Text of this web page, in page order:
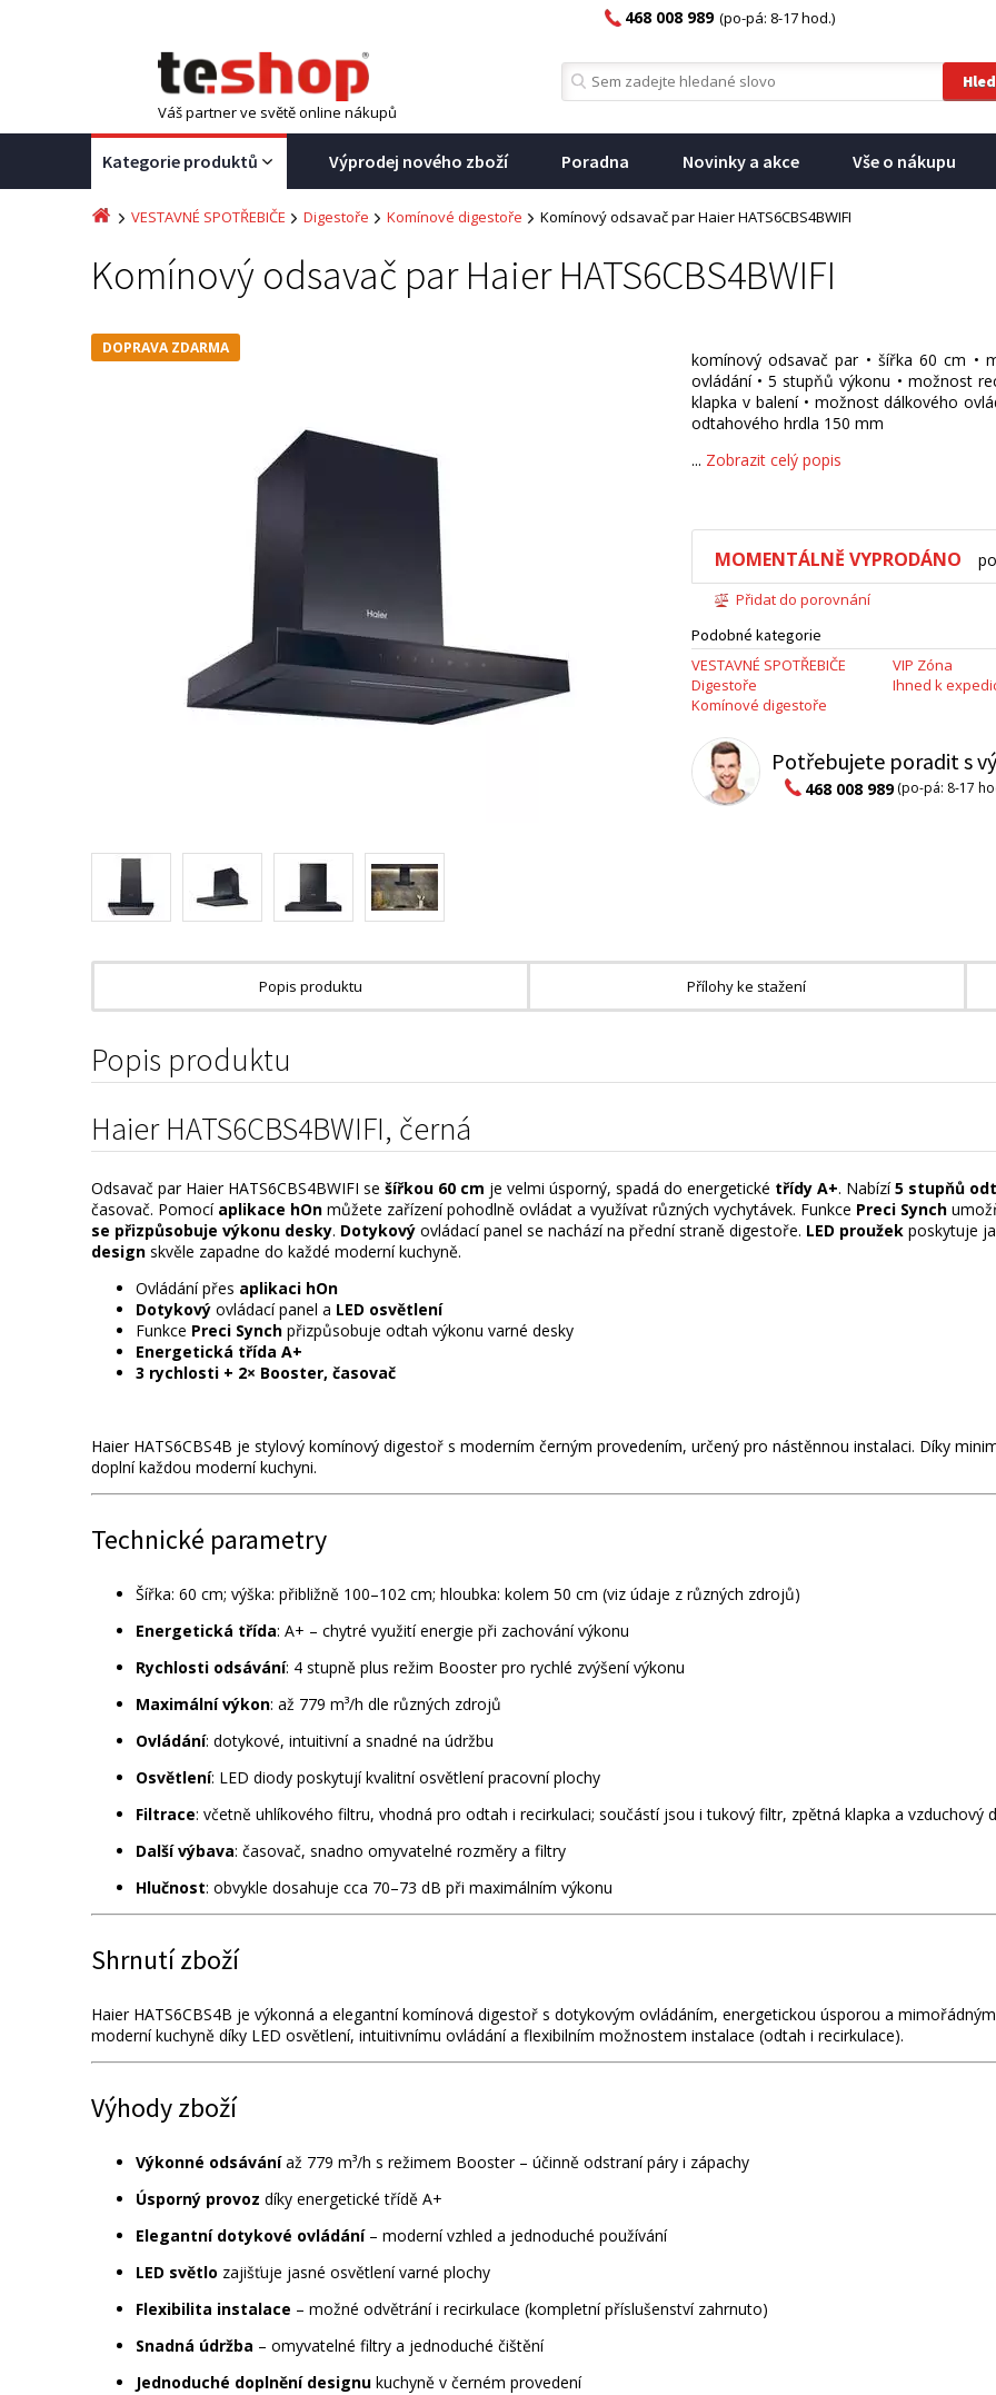
468 008 989 (po-pá: 8-17 hod.)
Váš partner ve světě online nákupů
Kategorie produktů Výprodej nového zboží Poradna Novinky a akce Vše o nákupu
VESTAVNÉ SPOTŘEBIČE Digestoře Komínové digestoře Komínový odsavač par Haier HATS6CBS4BWIFI
Komínový odsavač par Haier HATS6CBS4BWIFI
DOPRAVA ZDARMA
komínový odsavač par • šířka 60 cm •
ovládání • 5 stupňů výkonu • možnost
klapka v balení • možnost dálkového
odtahového hrdla 150 mm
... Zobrazit celý popis
MOMENTÁLNĚ VYPRODÁNO
Přidat do porovnání
Podobné kategorie
VESTAVNÉ SPOTŘEBIČE
Digestoře
Komínové digestoře
VIP Zóna
Ihned k
Potřebujete poradit s
468 008 989(po-pá: 8-17
Popis produktu Přílohy ke stažení
Popis produktu
Haier HATS6CBS4BWIFI, černá
Odsavač par Haier HATS6CBS4BWIFI se šířkou 60 cm je velmi úsporný, spadá do energetické třídy A+. Nabízí5 stupňů
časovač. Pomocí aplikace hOn můžete zařízení pohodlně ovládat a využívat různých vychytávek. Funkce Preci Synch
se přizpůsobuje výkonu desky. Dotykový ovládací panel se nachází na přední straně digestoře. LED proužek poskytuje
design skvěle zapadne do každé moderní kuchyně.
Ovládání přes aplikaci hOn
Dotykový ovládací panel a LED osvětlení
Funkce Preci Synch přizpůsobuje odtah výkonu varné desky
Energetická třída A+
3 rychlosti + 2× Booster, časovač
Haier HATS6CBS4B je stylový komínový digestoř s moderním černým provedením, určený pro nástěnnou instalaci. Díky
doplní každou moderní kuchyni.
Technické parametry
Šířka: 60 cm; výška: přibližně 100–102 cm; hloubka: kolem 50 cm (viz údaje z různých zdrojů)
Energetická třída: A+ – chytré využití energie při zachování výkonu
Rychlosti odsávání: 4 stupně plus režim Booster pro rychlé zvýšení výkonu
Maximální výkon: až 779 m³/h dle různých zdrojů
Ovládání: dotykové, intuitivní a snadné na údržbu
Osvětlení: LED diody poskytují kvalitní osvětlení pracovní plochy
Filtrace: včetně uhlíkového filtru, vhodná pro odtah i recirkulaci; součástí jsou i tukový filtr, zpětná klapka a vzduchový
Další výbava: časovač, snadno omyvatelné rozměry a filtry
Hlučnost: obvykle dosahuje cca 70–73 dB při maximálním výkonu
Shrnutí zboží
Haier HATS6CBS4B je výkonná a elegantní komínová digestoř s dotykovým ovládáním, energetickou úsporou a
moderní kuchyně díky LED osvětlení, intuitivnímu ovládání a flexibilním možnostem instalace (odtah i recirkulace).
Výhody zboží
Výkonné odsáváníaž 779 m³/h s režimem Booster – účinně odstraní páry i zápachy
Úsporný provoz díky energetické třídě A+
Elegantní dotykové ovládání– moderní vzhled a jednoduché používání
LED světlo zajišťuje jasné osvětlení varné plochy
Flexibilita instalace – možné odvětrání i recirkulace (kompletní příslušenství zahrnuto)
Snadná údržba – omyvatelné filtry a jednoduché čištění
Jednoduché doplnění designu kuchyně v černém provedení